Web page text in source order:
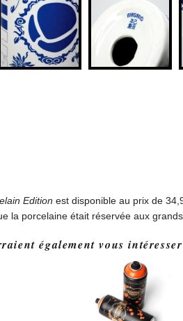
Edition est disponible au prix de
la porcelaine était réservée aux
également vous